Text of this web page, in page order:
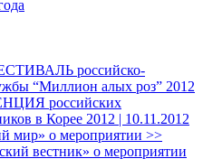
российско-
“Миллион алых роз” 2012
российских
в Корее 2012 | 10.11.2012
мир» о мероприятии >>
вестник» о мероприятии